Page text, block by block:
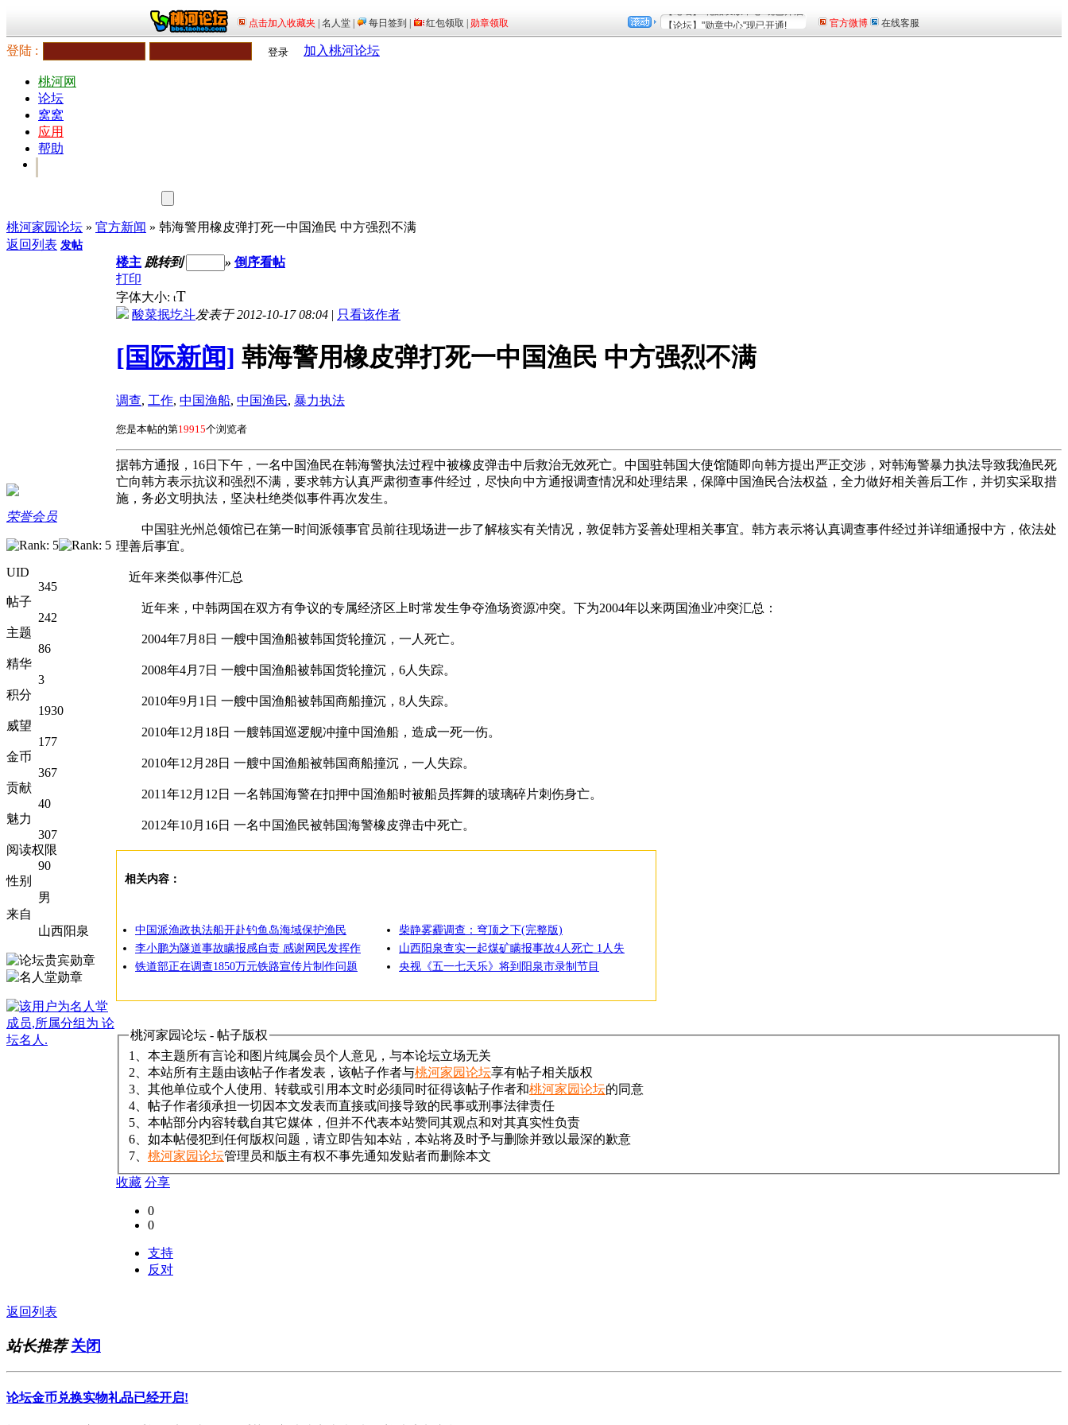
登陆 : 登录 加入桃河论坛
桃河网
论坛
窝窝
应用
帮助
桃河家园论坛 » 官方新闻 » 韩海警用橡皮弹打死一中国渔民 中方强烈不满
返回列表 发帖
荣誉会员
UID
345
帖子
242
主题
86
精华
3
积分
1930
威望
177
金币
367
贡献
40
魅力
307
阅读权限
90
性别
男
来自
山西阳泉
楼主 跳转到 » 倒序看帖
打印
字体大小: tT
酸菜抿圪斗发表于 2012-10-17 08:04 | 只看该作者
[国际新闻] 韩海警用橡皮弹打死一中国渔民 中方强烈不满
调查, 工作, 中国渔船, 中国渔民, 暴力执法
您是本帖的第19915个浏览者
据韩方通报，16日下午，一名中国渔民在韩海警执法过程中被橡皮弹击中后救治无效死亡。中国驻韩国大使馆随即向韩方提出严正交涉，对韩海警暴力执法导致我渔民死
亡向韩方表示抗议和强烈不满，要求韩方认真严肃彻查事件经过，尽快向中方通报调查情况和处理结果，保障中国渔民合法权益，全力做好相关善后工作，并切实采取措
施，务必文明执法，坚决杜绝类似事件再次发生。
中国驻光州总领馆已在第一时间派领事官员前往现场进一步了解核实有关情况，敦促韩方妥善处理相关事宜。韩方表示将认真调查事件经过并详细通报中方，依法处
理善后事宜。
近年来类似事件汇总
近年来，中韩两国在双方有争议的专属经济区上时常发生争夺渔场资源冲突。下为2004年以来两国渔业冲突汇总：
2004年7月8日 一艘中国渔船被韩国货轮撞沉，一人死亡。
2008年4月7日 一艘中国渔船被韩国货轮撞沉，6人失踪。
2010年9月1日 一艘中国渔船被韩国商船撞沉，8人失踪。
2010年12月18日 一艘韩国巡逻舰冲撞中国渔船，造成一死一伤。
2010年12月28日 一艘中国渔船被韩国商船撞沉，一人失踪。
2011年12月12日 一名韩国海警在扣押中国渔船时被船员挥舞的玻璃碎片刺伤身亡。
2012年10月16日 一名中国渔民被韩国海警橡皮弹击中死亡。
相关内容：
中国派渔政执法船开赴钓鱼岛海域保护渔民
柴静雾霾调查：穹顶之下(完整版)
李小鹏为隧道事故瞒报感自责 感谢网民发挥作
山西阳泉查实一起煤矿瞒报事故4人死亡 1人失
铁道部正在调查1850万元铁路宣传片制作问题
央视《五一七天乐》将到阳泉市录制节目
桃河家园论坛 - 帖子版权
1、本主题所有言论和图片纯属会员个人意见，与本论坛立场无关
2、本站所有主题由该帖子作者发表，该帖子作者与桃河家园论坛享有帖子相关版权
3、其他单位或个人使用、转载或引用本文时必须同时征得该帖子作者和桃河家园论坛的同意
4、帖子作者须承担一切因本文发表而直接或间接导致的民事或刑事法律责任
5、本帖部分内容转载自其它媒体，但并不代表本站赞同其观点和对其真实性负责
6、如本帖侵犯到任何版权问题，请立即告知本站，本站将及时予与删除并致以最深的歉意
7、 桃河家园论坛管理员和版主有权不事先通知发贴者而删除本文
收藏 分享
0
0
支持
反对
返回列表
站长推荐 关闭
论坛金币兑换实物礼品已经开启!